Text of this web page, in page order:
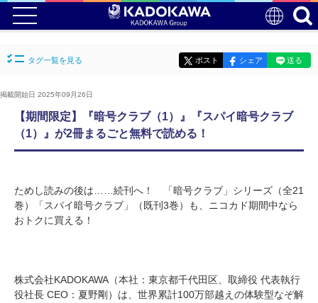
タグ一覧を見る ポスト シェア 送る
掲載開始日 2025年09月26日
【期間限定】『暗号クラブ（1）』『スパイ暗号クラブ
（1）』が2冊まるごと無料で読める！
ためし読みの後は……続刊へ！ 「暗号クラブ」シリーズ（全21
巻）「スパイ暗号クラブ」（既刊3巻）も、ニコカド期間中なら
おトクに買える！
株式会社KADOKAWA（本社：東京都千代田区、取締役 代表執行
役社長 CEO：夏野剛）は、世界累計100万部越えの体験型なぞ解